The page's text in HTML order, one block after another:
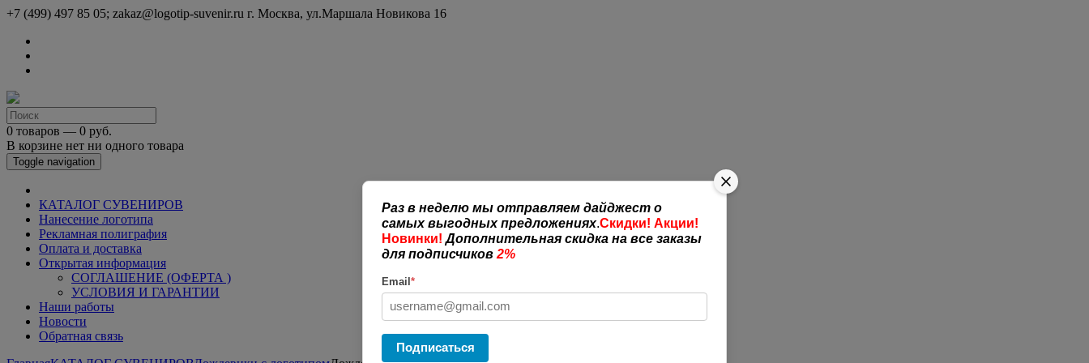
+7 (499) 497 85 05; zakaz@logotip-suvenir.ru г. Москва, ул.Маршала Новикова 16
0 товаров — 0 руб.
В корзине нет ни одного товара
Toggle navigation
КАТАЛОГ СУВЕНИРОВ
Нанесение логотипа
Рекламная полиграфия
Оплата и доставка
Открытая информация
СОГЛАШЕНИЕ (ОФЕРТА )
УСЛОВИЯ И ГАРАНТИИ
Наши работы
Новости
Обратная связь
Раз в неделю мы отправляем дайджест о
самых выгодных предложениях.Скидки! Акции!
Новинки!Дополнительная скидка на все заказы
для подписчиков 2%
Email*
Подписаться